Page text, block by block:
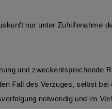
nur unter Zuhilfenahme
und zweckentsprechende
Fall des Verzuges, selbst
notwendig und im